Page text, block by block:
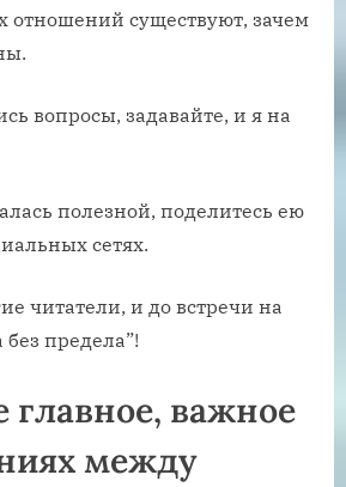
отношений существуют, зачем
вопросы, задавайте, и я на
полезной, поделитесь ею
сетях.
читатели, и до встречи на
предела”!
главное, важное
между